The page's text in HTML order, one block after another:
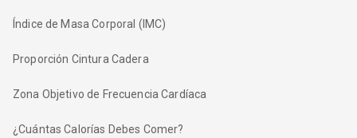
Índice de Masa Corporal (IMC)
Proporción Cintura Cadera
Zona Objetivo de Frecuencia Cardíaca
¿Cuántas Calorías Debes Comer?